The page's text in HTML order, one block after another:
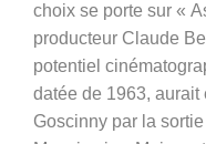
choix se porte sur «
producteur Claude
potentiel
datée de 1963,
Goscinny par la